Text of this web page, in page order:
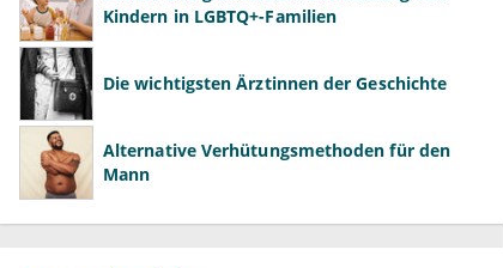
Kindern in LGBTQ+-Familien
Die wichtigsten Ärztinnen der Geschichte
Alternative Verhütungsmethoden für den
Mann